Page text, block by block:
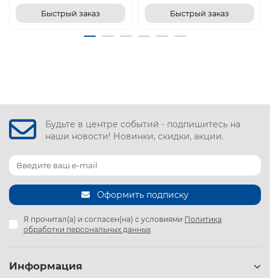
Быстрый заказ Быстрый заказ
Будьте в центре событий - подпишитесь на
наши новости! Новинки, скидки, акции.
Оформить подписку
Я прочитал(а) и согласен(на) с условиями Политика
обработки персональных данных
Информация